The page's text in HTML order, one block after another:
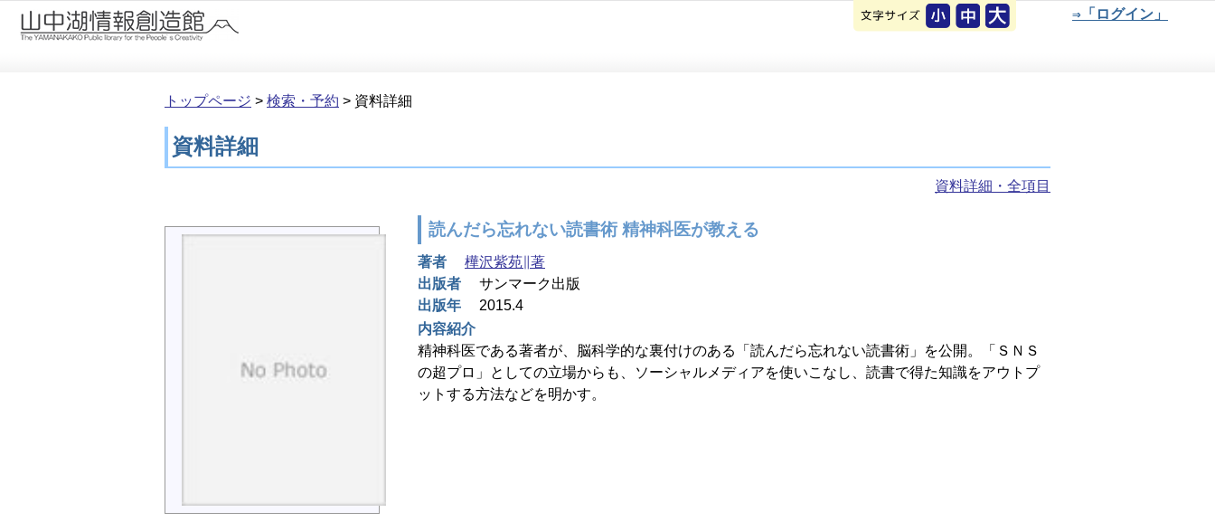
本文へ移動 ⇒「ログイン」
トップページ > 検索・予約 > 資料詳細
資料詳細
資料詳細・全項目
読んだら忘れない読書術 精神科医が教える
著者
樺沢紫苑∥著
出版者
サンマーク出版
出版年
2015.4
内容紹介
精神科医である著者が、脳科学的な裏付けのある「読んだら忘れない読書術」を公開。「ＳＮＳ
の超プロ」としての立場からも、ソーシャルメディアを使いこなし、読書で得た知識をアウトプ
ットする方法などを明かす。